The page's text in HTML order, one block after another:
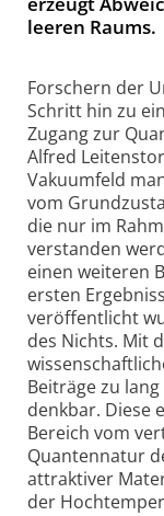
leeren Raums.
Forschern der
Schritt hin zu
Zugang zur
Alfred
Vakuumfeld
vom
die nur im
verstanden
einen weiteren
ersten
veröffentlicht
des Nichts. Mit
Beiträge zu
denkbar. Diese
Bereich vom
Quantennatur
attraktiver
der